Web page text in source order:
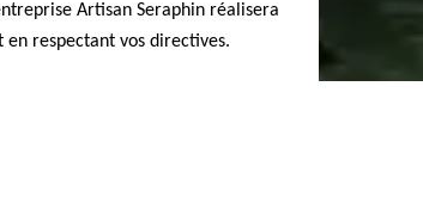
Artisan Seraphin réalisera
en respectant vos directives.